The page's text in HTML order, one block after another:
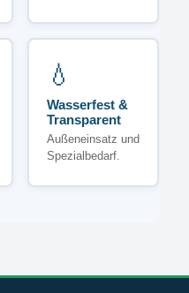
💧
Wasserfest &
Transparent
Außeneinsatz und
Spezialbedarf.